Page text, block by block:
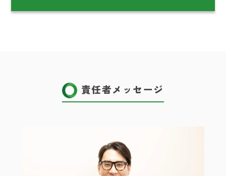
責任者メッセージ